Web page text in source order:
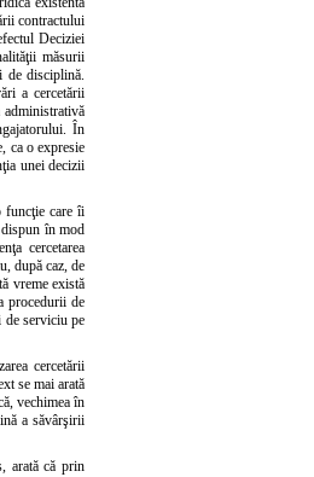
contractului
Deciziei
măsurii
de disciplină.
a cercetării
administrativă
În
ca o expresie
unei decizii
funcţie care îi
în mod
cercetarea
după caz, de
vreme există
procedurii de
de serviciu pe
cercetării
se mai arată
vechimea în
a săvârşirii
arată că prin